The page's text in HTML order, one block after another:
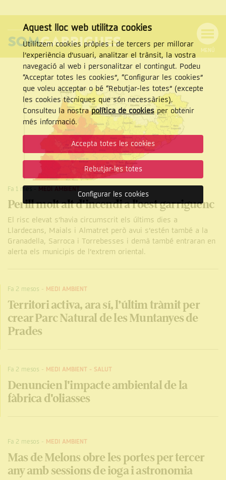
NAVEGACIÓ
MENÚ
Cercar
CERCAR
Fa 1 mes
Perill molt alt d'incendi a l'oest garriguenc
El risc elevat s’havia circumscrit els últims dies a
Llardecans, Maials i Almatret però avui s’estén també a la
Granadella, Sarroca i Torrebesses i demà també entraran en
alerta els municipis de l’extrem oriental.
Fa 2 mesos - MEDI AMBIENT
Territori activa, ara sí, l’últim tràmit per
crear Parc Natural de les Muntanyes de
Prades
Fa 2 mesos - MEDI AMBIENT - SALUT
Denuncien l'impacte ambiental de la
fàbrica d'oliasses
Fa 2 mesos - MEDI AMBIENT
Mas de Melons obre les portes per tercer
any amb sessions de ioga i astronomia
Aquest lloc web utilitza cookies
Utilitzem cookies pròpies i de tercers per millorar
l’experiència d’usuari, analitzar el trànsit, la vostra
navegació al web i personalitzar el contingut. Podeu
“Acceptar totes les cookies”, “Configurar les cookies”
que voleu acceptar o bé “Rebutjar-les totes” (excepte
les cookies tècniques que són necessàries).
Consulteu la nostrapolítica de cookiesper obtenir
més informació.
Accepta totes les cookies
Rebutjar-les totes
Configurar les cookies